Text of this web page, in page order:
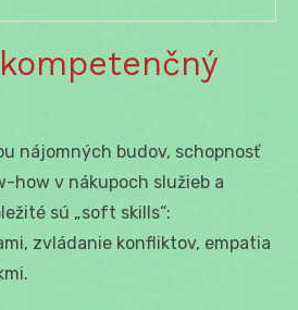
nájomných budov, schopnosť
how v nákupoch služieb a
sú „soft skills“:
zvládanie konfliktov, empatia